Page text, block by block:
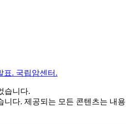
표. 국립암센터.
습니다.
다. 제공되는 모든 콘텐츠는 내